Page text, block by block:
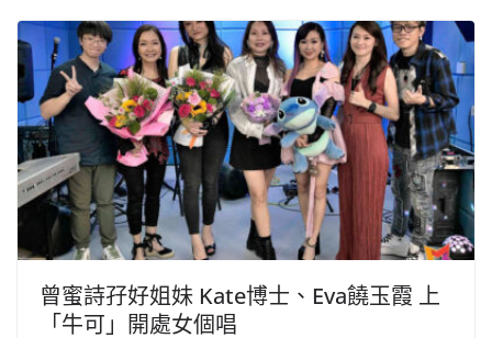
曾蜜詩孖好姐妹 Kate博士、Eva饒玉霞 上
「牛可」開處女個唱